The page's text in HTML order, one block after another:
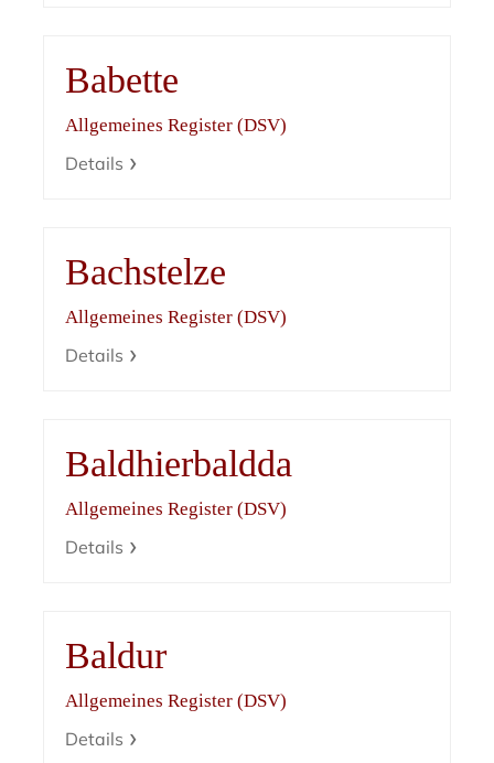
Babette
Allgemeines Register (DSV)
Details
Bachstelze
Allgemeines Register (DSV)
Details
Baldhierbaldda
Allgemeines Register (DSV)
Details
Baldur
Allgemeines Register (DSV)
Details